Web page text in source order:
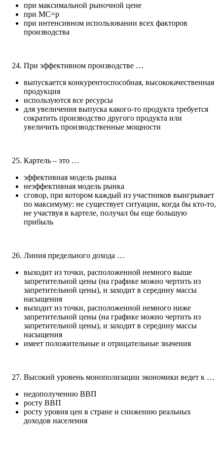
при максимальной рыночной цене
при МС=р
при интенсивном использовании всех факторов
производства
При эффективном производстве …
выпускается конкурентоспособная, высококачественная
продукция
используются все ресурсы
для увеличения выпуска какого-то продукта требуется
сократить производство другого продукта или
увеличить производственные мощности
Картель – это …
эффективная модель рынка
неэффективная модель рынка
сговор, при котором каждый из участников выигрывает
по максимуму: не существует ситуации, когда бы кто-то,
не участвуя в картеле, получал бы еще большую
прибыль
Линия предельного дохода …
выходит из точки, расположенной немного выше
запретительной цены (на графике можно чертить из
запретительной цены), и заходит в середину массы
насыщения
выходит из точки, расположенной немного ниже
запретительной цены (на графике можно чертить из
запретительной цены), и заходит в середину массы
насыщения
имеет положительные и отрицательные значения
Высокий уровень монополизации экономики ведет к …
недополучению ВВП
росту ВВП
росту уровня цен в стране и снижению реальных
доходов населения